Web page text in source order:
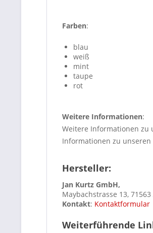
Farben:
blau
weiß
mint
taupe
rot
Weitere Informationen:
Weitere Informationen zu
Informationen zu unseren
Hersteller:
Jan Kurtz GmbH,
Maybachstrasse 13,
Kontakt: Kontaktformular
Weiterführende